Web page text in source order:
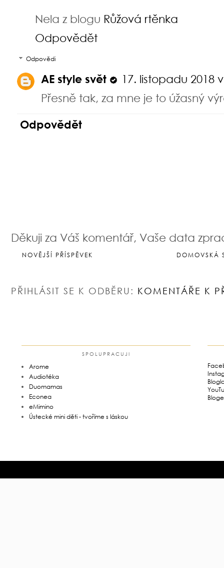
Nela z blogu Růžová rtěnka
Odpovědět
Odpovědi
AE style svět
17. listopadu 2018
Přesně tak, za mne je to úžasný
Odpovědět
Děkuji za Váš komentář, Vaše data
NOVĚJŠÍ PŘÍSPĚVEK DOMOVSKÁ
PŘIHLÁSIT SE K ODBĚRU: KOMENTÁŘE K
SPOLUPRACUJI
Arome
Audiotéka
Duomamas
Econea
eMimino
Ústecké mini děti - tvoříme s láskou